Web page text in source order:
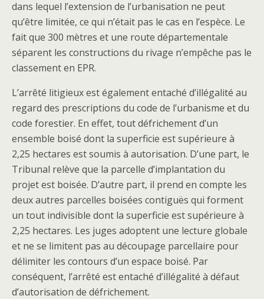
dans lequel l’extension de l’urbanisation ne peut
qu’être limitée, ce qui n’était pas le cas en l’espèce. Le
fait que 300 mètres et une route départementale
séparent les constructions du rivage n’empêche pas le
classement en EPR.
L’arrêté litigieux est également entaché d’illégalité au
regard des prescriptions du code de l’urbanisme et du
code forestier. En effet, tout défrichement d’un
ensemble boisé dont la superficie est supérieure à
2,25 hectares est soumis à autorisation. D’une part, le
Tribunal relève que la parcelle d’implantation du
projet est boisée. D’autre part, il prend en compte les
deux autres parcelles boisées contiguës qui forment
un tout indivisible dont la superficie est supérieure à
2,25 hectares. Les juges adoptent une lecture globale
et ne se limitent pas au découpage parcellaire pour
délimiter les contours d’un espace boisé. Par
conséquent, l’arrêté est entaché d’illégalité à défaut
d’autorisation de défrichement.